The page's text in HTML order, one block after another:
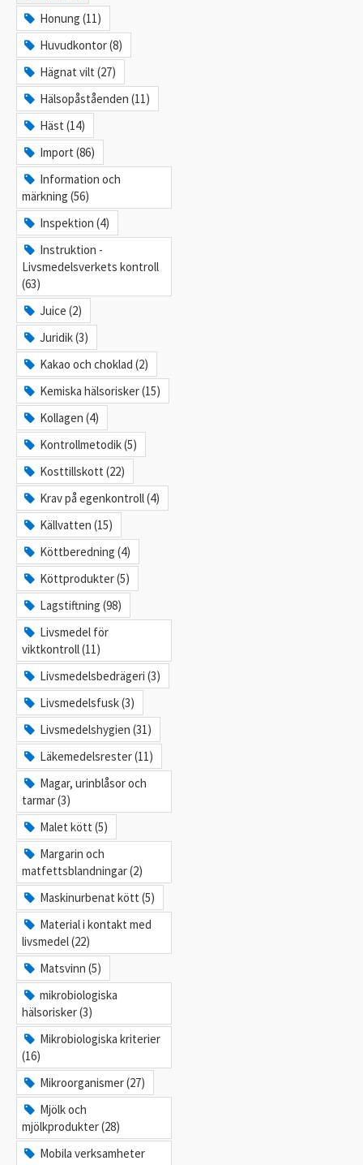
Honung (11)
Huvudkontor (8)
Hägnat vilt (27)
Hälsopåståenden (11)
Häst (14)
Import (86)
Information och
märkning (56)
Inspektion (4)
Instruktion -
Livsmedelsverkets kontroll
(63)
Juice (2)
Juridik (3)
Kakao och choklad (2)
Kemiska hälsorisker (15)
Kollagen (4)
Kontrollmetodik (5)
Kosttillskott (22)
Krav på egenkontroll (4)
Källvatten (15)
Köttberedning (4)
Köttprodukter (5)
Lagstiftning (98)
Livsmedel för
viktkontroll (11)
Livsmedelsbedrägeri (3)
Livsmedelsfusk (3)
Livsmedelshygien (31)
Läkemedelsrester (11)
Magar, urinblåsor och
tarmar (3)
Malet kött (5)
Margarin och
matfettsblandningar (2)
Maskinurbenat kött (5)
Material i kontakt med
livsmedel (22)
Matsvinn (5)
mikrobiologiska
hälsorisker (3)
Mikrobiologiska kriterier
(16)
Mikroorganismer (27)
Mjölk och
mjölkprodukter (28)
Mobila verksamheter